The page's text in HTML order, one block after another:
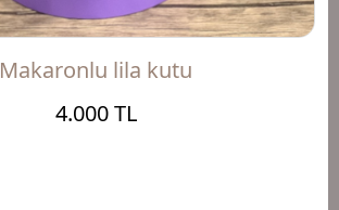
Makaronlu lila kutu
4.000 TL